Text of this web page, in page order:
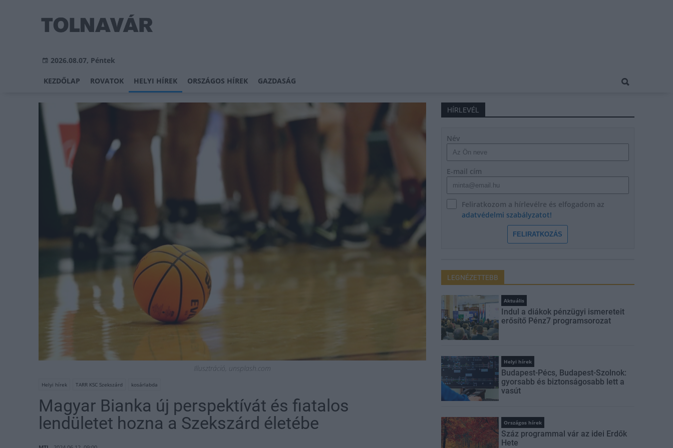
2026.08.07, Péntek
KEZDŐLAP ROVATOK HELYI HÍREK ORSZÁGOS HÍREK GAZDASÁG
Illusztráció, unsplash.com
Helyi hírek TARR KSC Szekszárd kosárlabda
Magyar Bianka új perspektívát és fiatalos
lendületet hozna a Szekszárd életébe
HÍRLEVÉL
Név
E-mail cím
Feliratkozom a hírlevélre és elfogadom az
adatvédelmi szabályzatot!
FELIRATKOZÁS
LEGNÉZETTEBB
Aktuális
Indul a diákok pénzügyi ismereteit
erősítő Pénz7 programsorozat
Helyi hírek
Budapest-Pécs, Budapest-Szolnok:
gyorsabb és biztonságosabb lett a
vasút
Országos hírek
Száz programmal vár az idei Erdők
Hete